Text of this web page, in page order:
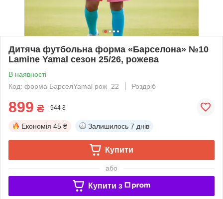
Дитяча футбольна форма «Барселона» №10
Lamine Yamal сезон 25/26, рожева
В наявності
Код: форма БарселYamal рож_22
Роздріб
899 ₴ 944 ₴
Економія 45 ₴ Залишилось 7 днів
Купити
або
Купити з